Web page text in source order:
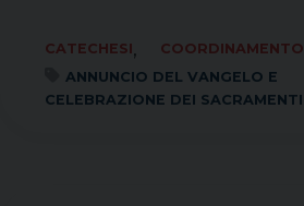
CATECHESI, COORDINAMENTO
ANNUNCIO DEL VANGELO E
CELEBRAZIONE DEI SACRAMENTI